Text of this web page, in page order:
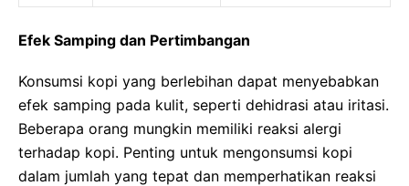
Efek Samping dan Pertimbangan
Konsumsi kopi yang berlebihan dapat menyebabkan
efek samping pada kulit, seperti dehidrasi atau iritasi.
Beberapa orang mungkin memiliki reaksi alergi
terhadap kopi. Penting untuk mengonsumsi kopi
dalam jumlah yang tepat dan memperhatikan reaksi